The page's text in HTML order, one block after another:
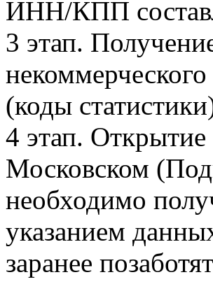
ИНН/КПП
3 этап.
некоммерческого
(коды
4 этап. Открытие
Московском
необходимо
указанием
заранее